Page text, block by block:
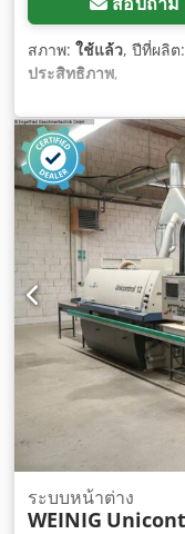
สภาพ: ใช้แล้ว, ปีที่ผลิต:
ประสิทธิภาพ,
ระบบหน้าต่าง
WEINIG